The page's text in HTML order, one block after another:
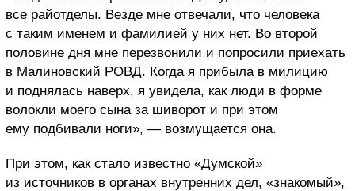
все райотделы. Везде мне отвечали, что человека
с таким именем и фамилией у них нет. Во второй
половине дня мне перезвонили и попросили приехать
в Малиновский РОВД. Когда я прибыла в милицию
и поднялась наверх, я увидела, как люди в форме
волокли моего сына за шиворот и при этом
ему подбивали ноги», — возмущается она.
При этом, как стало известно «Думской»
из источников в органах внутренних дел, «знакомый»,